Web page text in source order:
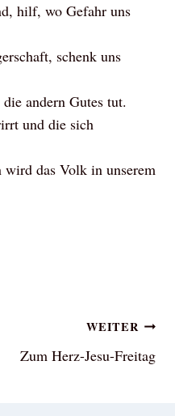
hilf, wo Gefahr uns
schenk uns
andern Gutes tut.
und die sich
wird das Volk in unserem
WEITER
Zum Herz-Jesu-Freitag